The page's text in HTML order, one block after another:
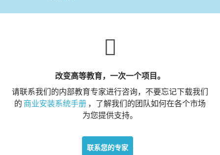
改变高等教育，一次一个项目。
请联系我们的内部教育专家进行咨询，不要忘记下载我们
的 商业安装系统手册 ，了解我们的团队如何在各个市场
为您提供支持。
联系您的专家